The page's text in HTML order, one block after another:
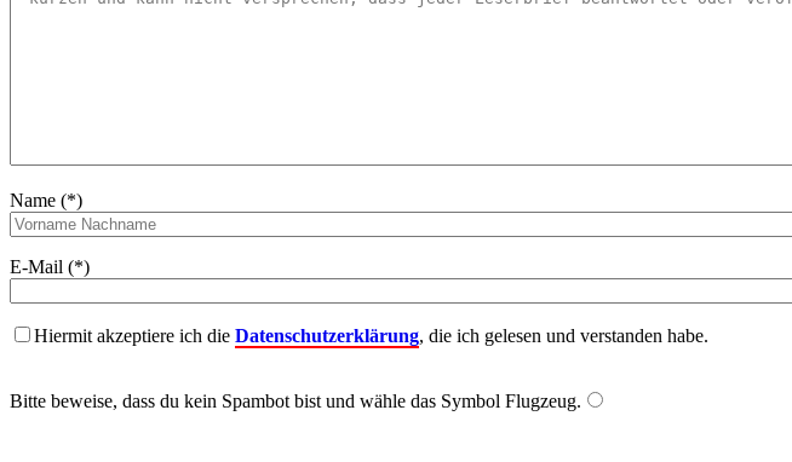
Name (*)
E-Mail (*)
Hiermit akzeptiere ich die Datenschutzerklärung, die ich gelesen und verstanden habe.
Bitte beweise, dass du kein Spambot bist und wähle das Symbol Flugzeug.